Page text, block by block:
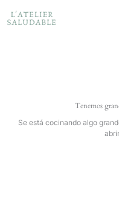
contenido
Tenemos
Se está cocinando algo